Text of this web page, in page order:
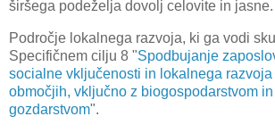
širšega podeželja dovolj celovite in jasne.
Področje lokalnega razvoja, ki ga vodi
Specifičnem cilju 8 "Spodbujanje
socialne vključenosti in lokalnega
območjih, vključno z biogospodarstvom
gozdarstvom".